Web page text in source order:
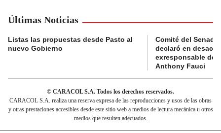
Últimas Noticias
Listas las propuestas desde Pasto al
nuevo Gobierno
Comité del Senado
declaró en
exresponsable de
Anthony Fauci
© CARACOL S.A. Todos los derechos reservados.
CARACOL S.A. realiza una reserva expresa de las reproducciones y usos de las obras
y otras prestaciones accesibles desde este sitio web a medios de lectura mecánica u otros
medios que resulten adecuados.